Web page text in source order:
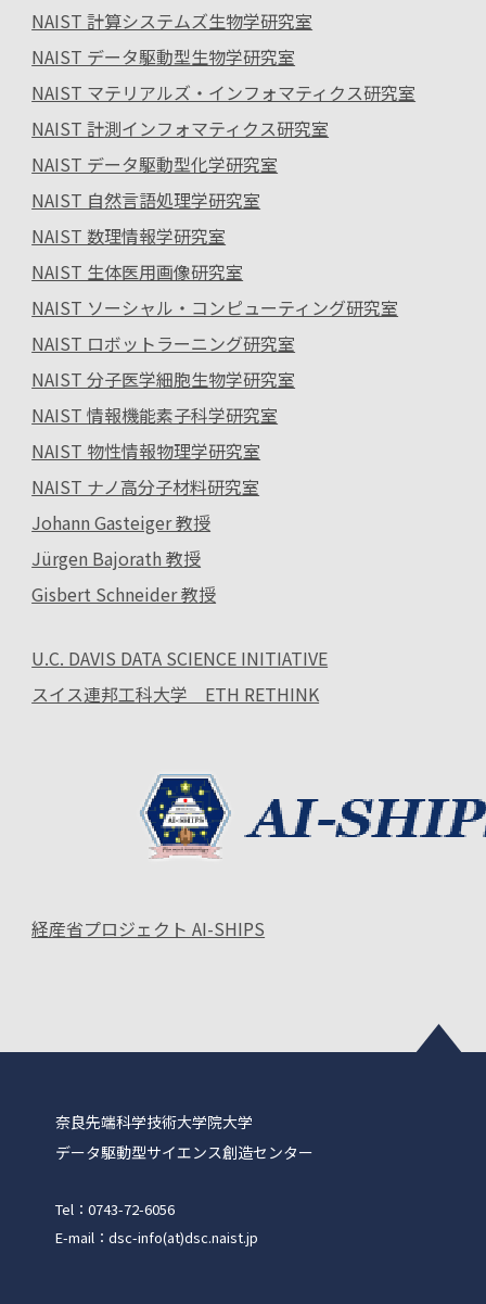
NAIST 計算システムズ生物学研究室
NAIST データ駆動型生物学研究室
NAIST マテリアルズ・インフォマティクス研究室
NAIST 計測インフォマティクス研究室
NAIST データ駆動型化学研究室
NAIST 自然言語処理学研究室
NAIST 数理情報学研究室
NAIST 生体医用画像研究室
NAIST ソーシャル・コンピューティング研究室
NAIST ロボットラーニング研究室
NAIST 分子医学細胞生物学研究室
NAIST 情報機能素子科学研究室
NAIST 物性情報物理学研究室
NAIST ナノ高分子材料研究室
Johann Gasteiger 教授
Jürgen Bajorath 教授
Gisbert Schneider 教授
U.C. DAVIS DATA SCIENCE INITIATIVE
スイス連邦工科大学 ETH RETHINK
経産省プロジェクト AI-SHIPS
奈良先端科学技術大学院大学
データ駆動型サイエンス創造センター
Tel：0743-72-6056
E-mail：dsc-info(at)dsc.naist.jp